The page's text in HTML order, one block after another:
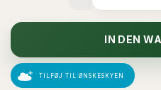
IN DEN
TILFØJ TIL ØNSKESKYEN